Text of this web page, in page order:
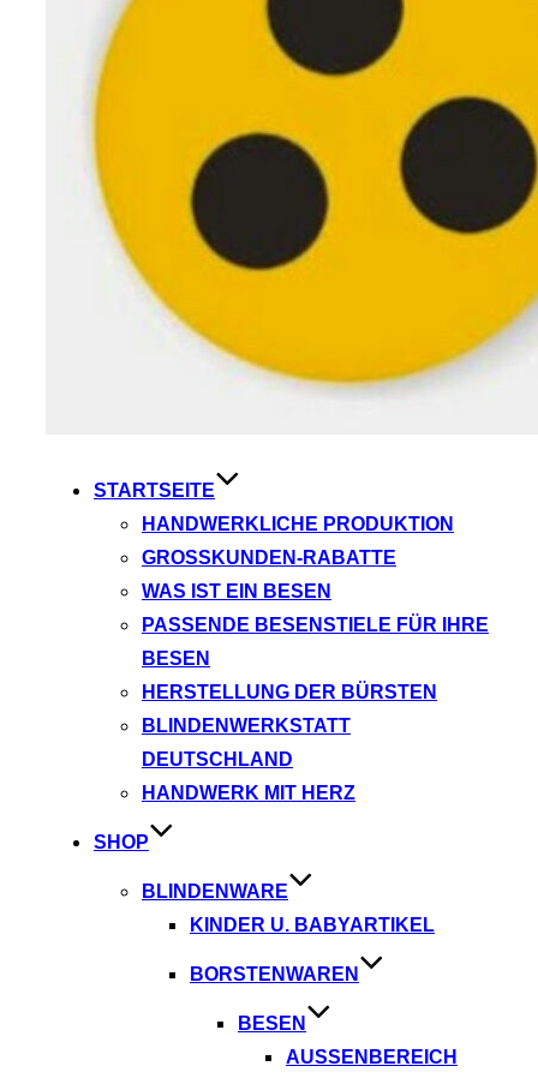
STARTSEITE
HANDWERKLICHE PRODUKTION
GROSSKUNDEN-RABATTE
WAS IST EIN BESEN
PASSENDE BESENSTIELE FÜR IHRE
BESEN
HERSTELLUNG DER BÜRSTEN
BLINDENWERKSTATT
DEUTSCHLAND
HANDWERK MIT HERZ
SHOP
BLINDENWARE
KINDER U. BABYARTIKEL
BORSTENWAREN
BESEN
AUSSENBEREICH